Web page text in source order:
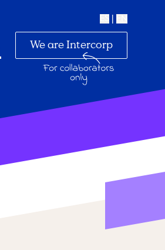
We are Intercorp